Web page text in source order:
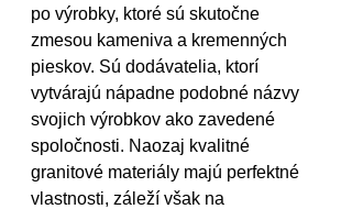
po výrobky, ktoré sú skutočne
zmesou kameniva a kremenných
pieskov. Sú dodávatelia, ktorí
vytvárajú nápadne podobné názvy
svojich výrobkov ako zavedené
spoločnosti. Naozaj kvalitné
granitové materiály majú perfektné
vlastnosti, záleží však na